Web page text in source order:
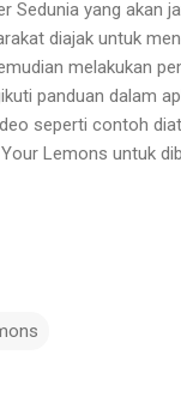
Sedunia yang akan
diajak untuk
melakukan
panduan dalam
seperti contoh
Lemons untuk